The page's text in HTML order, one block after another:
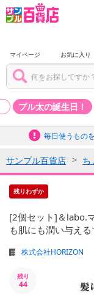
マイページ お気に入り
プル太の誕生日！
毎日使うもの
サンプル百貨店 ち
残りわずか
[2個セット]＆labo.
も肌にも潤い与え
株式会社HORIZON
残り
44